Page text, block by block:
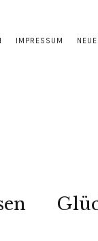
IMPRESSUM